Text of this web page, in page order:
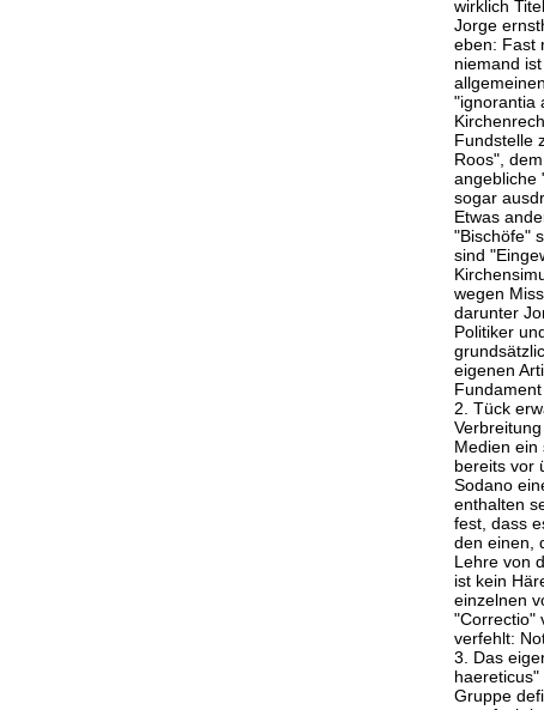
wirklich
Jorge
eben: Fast
niemand
"ignorantia
Fundstelle
Roos",
angebliche
sogar
Etwas
"Bischöfe"
sind
wegen
darunter
Politiker
eigenen
2. Tück
Medien ein
bereits vor
Sodano
enthalten
fest, dass
den einen,
Lehre von
ist kein
einzelnen
"Correctio"
verfehlt:
3. Das
Gruppe